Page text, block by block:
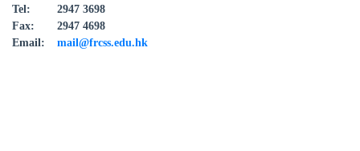
Tel:
2947 3698
Fax:
2947 4698
Email:
mail@frcss.edu.hk